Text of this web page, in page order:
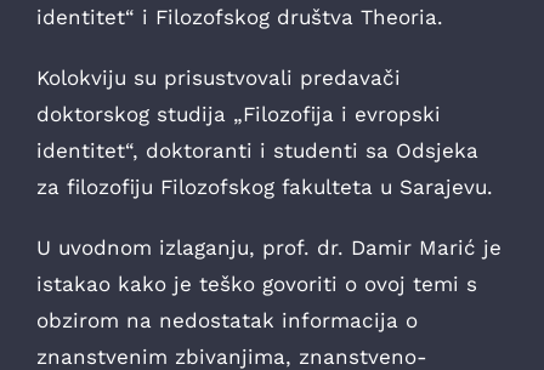
identitet“ i Filozofskog društva Theoria.
Kolokviju su prisustvovali predavači
doktorskog studija „Filozofija i evropski
identitet“, doktoranti i studenti sa Odsjeka
za filozofiju Filozofskog fakulteta u Sarajevu.
U uvodnom izlaganju, prof. dr. Damir Marić je
istakao kako je teško govoriti o ovoj temi s
obzirom na nedostatak informacija o
znanstvenim zbivanjima, znanstveno-